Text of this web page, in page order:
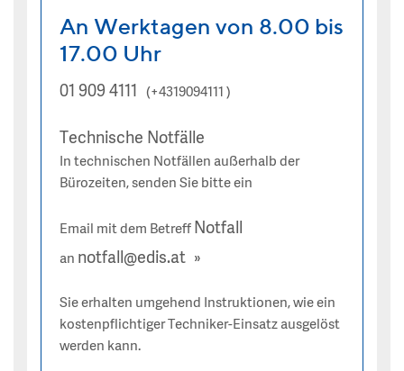
An Werktagen von 8.00 bis
17.00 Uhr
01 909 4111 (+4319094111 )
Technische Notfälle
In technischen Notfällen außerhalb der
Bürozeiten, senden Sie bitte ein
Email mit dem Betreff Notfall
an notfall@edis.at
Sie erhalten umgehend Instruktionen, wie ein
kostenpflichtiger Techniker-Einsatz ausgelöst
werden kann.